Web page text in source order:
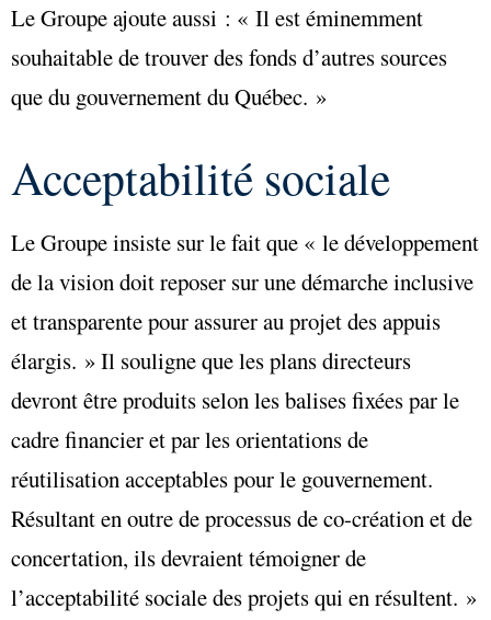
Le Groupe ajoute aussi : « Il est éminemment
souhaitable de trouver des fonds d’autres sources
que du gouvernement du Québec. »
Acceptabilité sociale
Le Groupe insiste sur le fait que « le développement
de la vision doit reposer sur une démarche inclusive
et transparente pour assurer au projet des appuis
élargis. » Il souligne que les plans directeurs
devront être produits selon les balises fixées par le
cadre financier et par les orientations de
réutilisation acceptables pour le gouvernement.
Résultant en outre de processus de co-création et de
concertation, ils devraient témoigner de
l’acceptabilité sociale des projets qui en résultent. »